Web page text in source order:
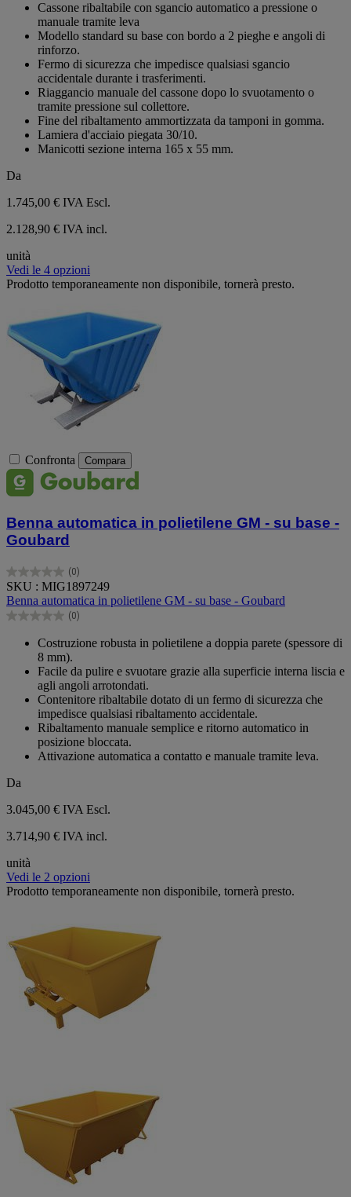
Cassone ribaltabile con sgancio automatico a pressione o
manuale tramite leva
Modello standard su base con bordo a 2 pieghe e angoli di
rinforzo.
Fermo di sicurezza che impedisce qualsiasi sgancio
accidentale durante i trasferimenti.
Riaggancio manuale del cassone dopo lo svuotamento o
tramite pressione sul collettore.
Fine del ribaltamento ammortizzata da tamponi in gomma.
Lamiera d'acciaio piegata 30/10.
Manicotti sezione interna 165 x 55 mm.
Da
1.745,00 € IVA Escl.
2.128,90 € IVA incl.
unità
Vedi le 4 opzioni
Prodotto temporaneamente non disponibile, tornerà presto.
Confronta Compara
Benna automatica in polietilene GM - su base -
Goubard
(0)
0.0
su
5
stelle.
SKU : MIG1897249
Benna automatica in polietilene GM - su base - Goubard
(0)
0.0
Costruzione robusta in polietilene a doppia parete (spessore di
8 mm).
Facile da pulire e svuotare grazie alla superficie interna liscia e
agli angoli arrotondati.
Contenitore ribaltabile dotato di un fermo di sicurezza che
impedisce qualsiasi ribaltamento accidentale.
Ribaltamento manuale semplice e ritorno automatico in
posizione bloccata.
Attivazione automatica a contatto e manuale tramite leva.
Da
3.045,00 € IVA Escl.
3.714,90 € IVA incl.
unità
Vedi le 2 opzioni
Prodotto temporaneamente non disponibile, tornerà presto.